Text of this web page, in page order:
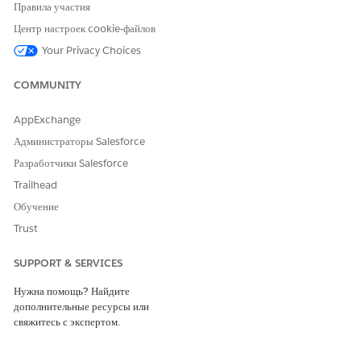
https://login.salesforce.com/packaging/installPackage.apexp?
p0=04tWs000000ZZ7lIAG
Введите ваши учетные данные Salesforce.
Выберите аудиторию для установки.
Во время установки можно спокойно перейти с этой страницы.
Чтобы проверить установку пакета, проверьте электронную почту.
Правила участия
Центр настроек cookie-файлов
Your Privacy Choices
COMMUNITY
AppExchange
Администраторы Salesforce
Разработчики Salesforce
Trailhead
Обучение
Trust
SUPPORT & SERVICES
Нужна помощь? Найдите
дополнительные ресурсы или
свяжитесь с экспертом.